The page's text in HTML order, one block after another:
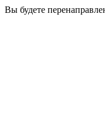
Вы будете